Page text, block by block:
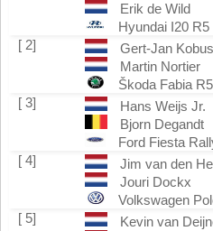
Erik de Wild
Hyundai I20 R5
[ 2]
Gert-Jan Kobus
Martin Nortier
Škoda Fabia R5
[ 3]
Hans Weijs Jr.
Bjorn Degandt
Ford Fiesta
[ 4]
Jim van den
Jouri Dockx
Volkswagen
[ 5]
Kevin van